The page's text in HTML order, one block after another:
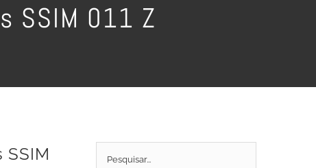
SSIM 011 Z